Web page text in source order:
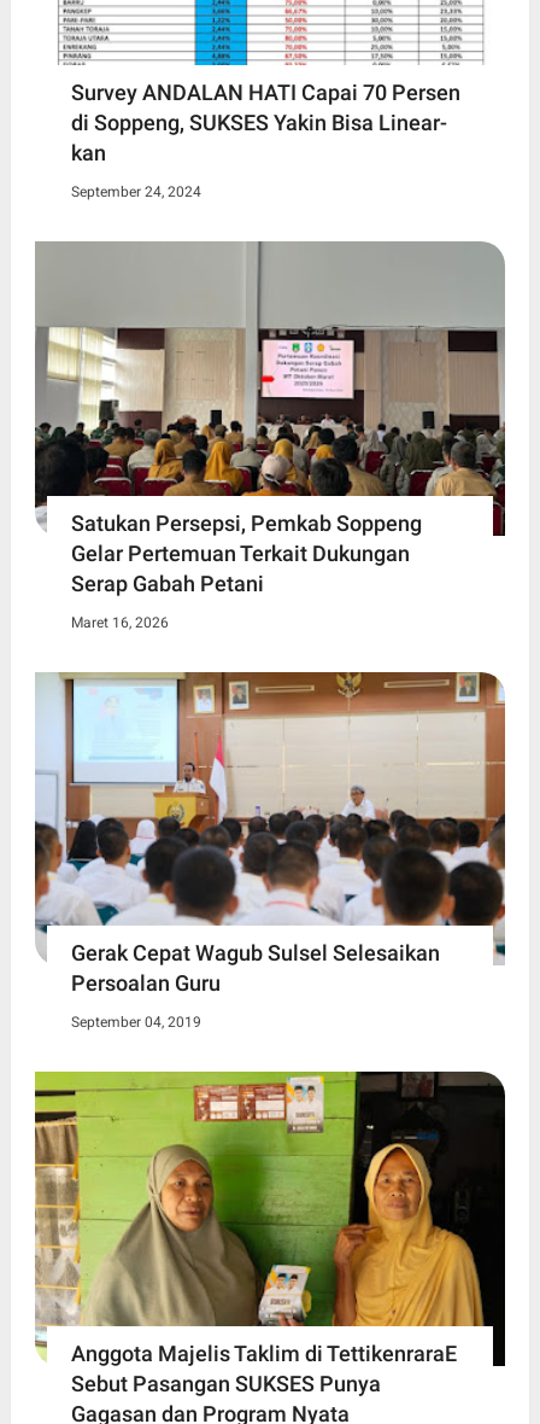
Survey ANDALAN HATI Capai 70 Persen
di Soppeng, SUKSES Yakin Bisa Linear-
kan
September 24, 2024
Satukan Persepsi, Pemkab Soppeng
Gelar Pertemuan Terkait Dukungan
Serap Gabah Petani
Maret 16, 2026
Gerak Cepat Wagub Sulsel Selesaikan
Persoalan Guru
September 04, 2019
Anggota Majelis Taklim di TettikenraraE
Sebut Pasangan SUKSES Punya
Gagasan dan Program Nyata